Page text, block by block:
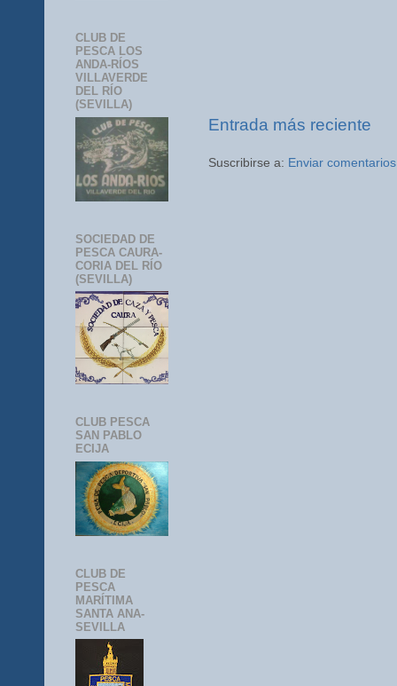
Entrada más reciente
Suscribirse a: Enviar
CLUB DE
PESCA LOS
ANDA-RÍOS
VILLAVERDE
DEL RÍO
(SEVILLA)
SOCIEDAD DE
PESCA CAURA-
CORIA DEL RÍO
(SEVILLA)
CLUB PESCA
SAN PABLO
ECIJA
CLUB DE
PESCA
MARÍTIMA
SANTA ANA-
SEVILLA